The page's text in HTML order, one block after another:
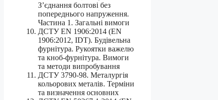
З’єднання болтові без
попереднього напруження.
Частина 1. Загальні вимоги
ДСТУ EN 1906:2014 (EN
1906:2012, IDT). Будівельна
фурнітура. Рукоятки важелю
та кноб-фурнітура. Вимоги
та методи випробування
ДСТУ 3790-98. Металургія
кольорових металів. Терміни
та визначення основних